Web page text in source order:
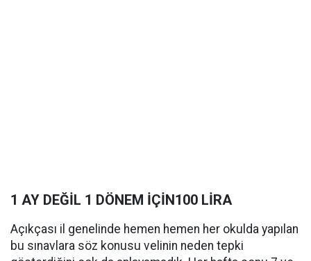
1 AY DEĞİL 1 DÖNEM İÇİN100 LİRA
Açıkçası il genelinde hemen hemen her okulda yapılan
bu sınavlara söz konusu velinin neden tepki